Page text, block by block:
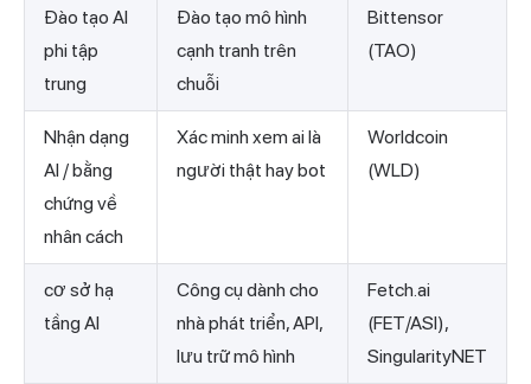
Đào tạo AI
phi tập
trung
Đào tạo mô hình
cạnh tranh trên
chuỗi
Bittensor
(TAO)
Nhận dạng
AI / bằng
chứng về
nhân cách
Xác minh xem ai là
người thật hay bot
Worldcoin
(WLD)
cơ sở hạ
tầng AI
Công cụ dành cho
nhà phát triển, API,
lưu trữ mô hình
Fetch.ai
(FET/ASI),
SingularityNET